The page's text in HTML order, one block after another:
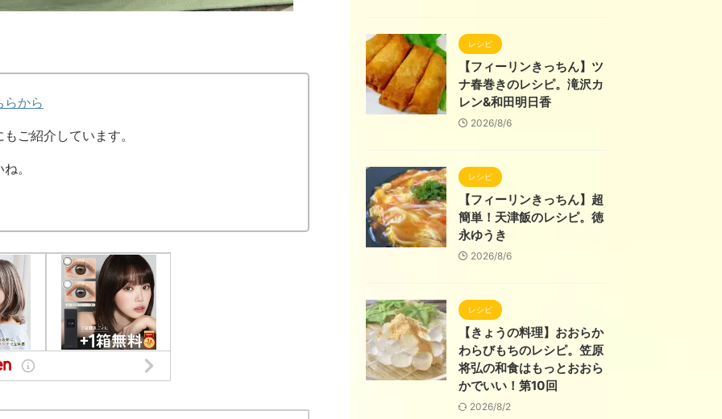
らから
ご紹介しています。
。
レシピ
【フィーリンきっちん】ツ
ナ春巻きのレシピ。滝沢カ
レン&和田明日香
2026/8/6
レシピ
【フィーリンきっちん】超
簡単！天津飯のレシピ。徳
永ゆうき
2026/8/6
レシピ
【きょうの料理】おおらか
わらびもちのレシピ。笠原
将弘の和食はもっとおおら
かでいい！第10回
2026/8/2